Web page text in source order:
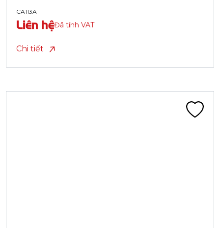
CA113A
Liên hệĐã tính VAT
Chi tiết